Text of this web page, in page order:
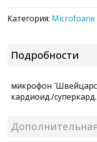
Категория: Microfoane
Подробности
микрофон
кардиоид./